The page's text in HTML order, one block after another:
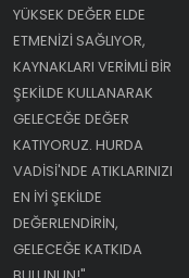
YÜKSEK DEĞER ELDE
ETMENIZI SAĞLIYOR,
KAYNAKLARI VERIMLI BIR
ŞEKILDE KULLANARAK
GELECEĞE DEĞER
KATIYORUZ. HURDA
VADISI'NDE ATIKLARINIZI
EN IYI ŞEKILDE
DEĞERLENDIRIN,
GELECEĞE KATKIDA